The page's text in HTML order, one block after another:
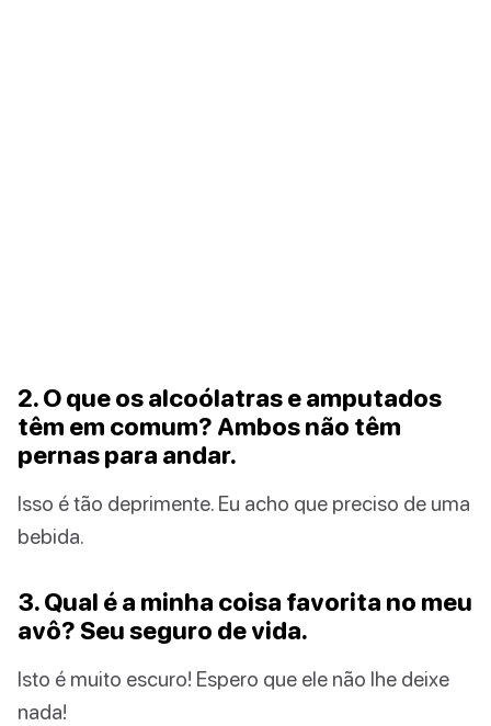
2. O que os alcoólatras e amputados
têm em comum? Ambos não têm
pernas para andar.
Isso é tão deprimente. Eu acho que preciso de uma
bebida.
3. Qual é a minha coisa favorita no meu
avô? Seu seguro de vida.
Isto é muito escuro! Espero que ele não lhe deixe
nada!